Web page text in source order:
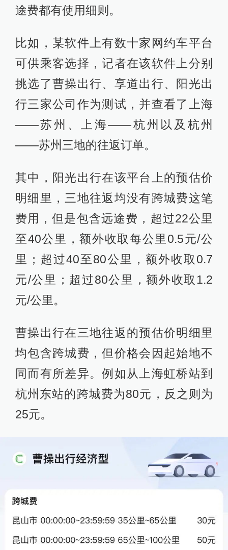
途费都有使用细则。
比如，某软件上有数十家网约车平台
可供乘客选择，记者在该软件上分别
挑选了曹操出行、享道出行、阳光出
行三家公司作为测试，并查看了上海
——苏州、上海——杭州以及杭州
——苏州三地的往返订单。
其中，阳光出行在该平台上的预估价
明细里，三地往返均没有跨城费这笔
费用，但是包含远途费，超过22公里
至40公里，额外收取每公里0.5元/公
里；超过40至80公里，额外收取0.7
元/公里；超过80公里，额外收取1.2
元/公里。
曹操出行在三地往返的预估价明细里
均包含跨城费，但价格会因起始地不
同而有所差异。例如从上海虹桥站到
杭州东站的跨城费为80元，反之则为
25元。